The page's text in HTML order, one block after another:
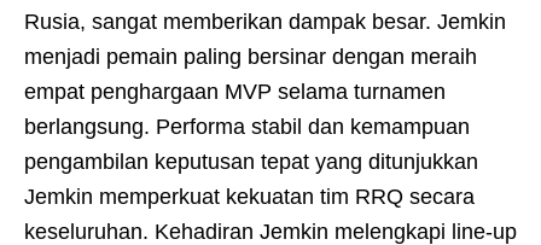
Rusia, sangat memberikan dampak besar. Jemkin
menjadi pemain paling bersinar dengan meraih
empat penghargaan MVP selama turnamen
berlangsung. Performa stabil dan kemampuan
pengambilan keputusan tepat yang ditunjukkan
Jemkin memperkuat kekuatan tim RRQ secara
keseluruhan. Kehadiran Jemkin melengkapi line-up